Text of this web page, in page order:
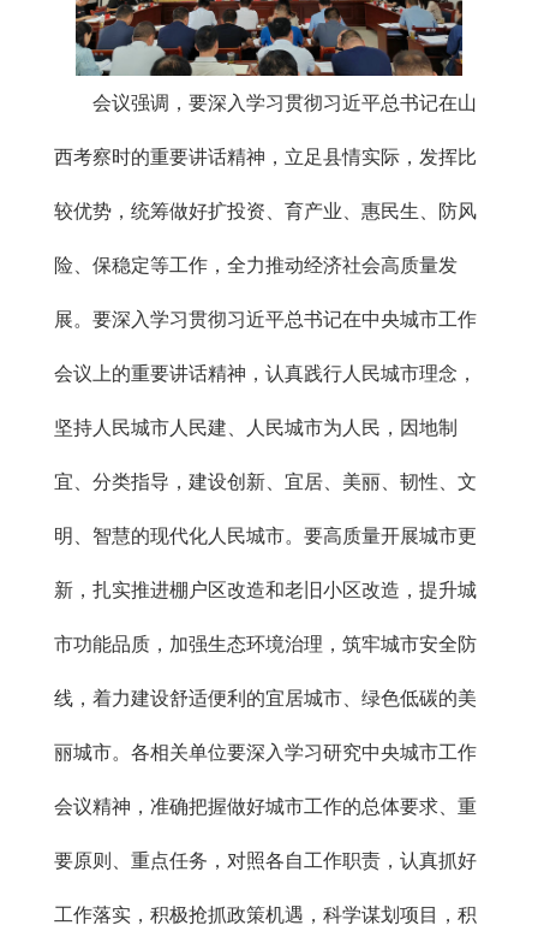
会议强调，要深入学习贯彻习近平总书记在山
西考察时的重要讲话精神，立足县情实际，发挥比
较优势，统筹做好扩投资、育产业、惠民生、防风
险、保稳定等工作，全力推动经济社会高质量发
展。要深入学习贯彻习近平总书记在中央城市工作
会议上的重要讲话精神，认真践行人民城市理念，
坚持人民城市人民建、人民城市为人民，因地制
宜、分类指导，建设创新、宜居、美丽、韧性、文
明、智慧的现代化人民城市。要高质量开展城市更
新，扎实推进棚户区改造和老旧小区改造，提升城
市功能品质，加强生态环境治理，筑牢城市安全防
线，着力建设舒适便利的宜居城市、绿色低碳的美
丽城市。各相关单位要深入学习研究中央城市工作
会议精神，准确把握做好城市工作的总体要求、重
要原则、重点任务，对照各自工作职责，认真抓好
工作落实，积极抢抓政策机遇，科学谋划项目，积